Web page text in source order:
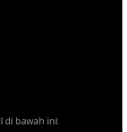
di bawah ini: